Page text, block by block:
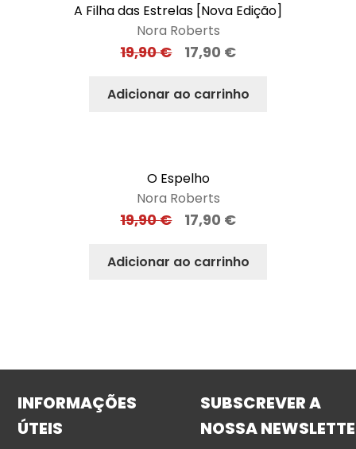
A Filha das Estrelas [Nova Edição]
Nora Roberts
19,90€ 17,90 €
Adicionar ao carrinho
O Espelho
Nora Roberts
19,90€ 17,90 €
Adicionar ao carrinho
INFORMAÇÕES
ÚTEIS
SUBSCREVER A
NOSSA